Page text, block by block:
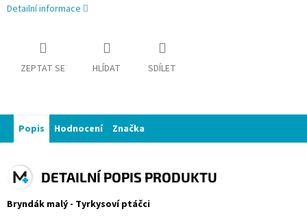
Detailní informace
ZEPTAT SE HLÍDAT SDÍLET
Popis Hodnocení Značka
DETAILNÍ POPIS PRODUKTU
Bryndák malý - Tyrkysoví ptáčci